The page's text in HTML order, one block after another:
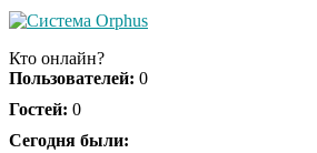
Ролик длится пару
Королева вагона
Кто онлайн?
Пользователей: 0
Гостей: 0
Сегодня были: